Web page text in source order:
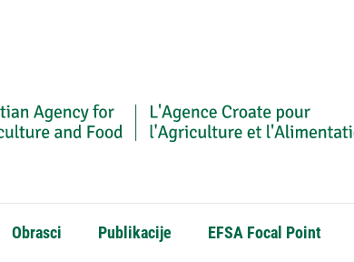
Obrasci Publikacije EFSA Focal Point